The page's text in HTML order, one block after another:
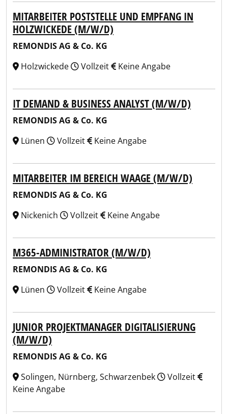
MITARBEITER POSTSTELLE UND EMPFANG IN
HOLZWICKEDE (M/W/D)
REMONDIS AG & Co. KG
Holzwickede
Vollzeit Keine Angabe
IT DEMAND & BUSINESS ANALYST (M/W/D)
REMONDIS AG & Co. KG
Lünen
Vollzeit Keine Angabe
MITARBEITER IM BEREICH WAAGE (M/W/D)
REMONDIS AG & Co. KG
Nickenich
Vollzeit Keine Angabe
M365-ADMINISTRATOR (M/W/D)
REMONDIS AG & Co. KG
Lünen
Vollzeit Keine Angabe
JUNIOR PROJEKTMANAGER DIGITALISIERUNG
(M/W/D)
REMONDIS AG & Co. KG
Solingen, Nürnberg, Schwarzenbek
Vollzeit
Keine Angabe